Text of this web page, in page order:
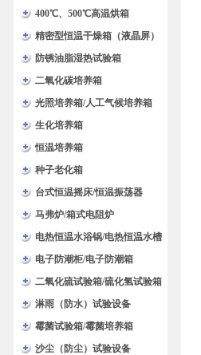
400℃、500℃高温烘箱
精密型恒温干燥箱（液晶屏）
防锈油脂湿热试验箱
二氧化碳培养箱
光照培养箱/人工气候培养箱
生化培养箱
恒温培养箱
种子老化箱
台式恒温摇床/恒温振荡器
马弗炉/箱式电阻炉
电热恒温水浴锅/电热恒温水槽
电子防潮柜/电子防潮箱
二氧化硫试验箱/硫化氢试验箱
淋雨（防水）试验设备
霉菌试验箱/霉菌培养箱
沙尘（防尘）试验设备